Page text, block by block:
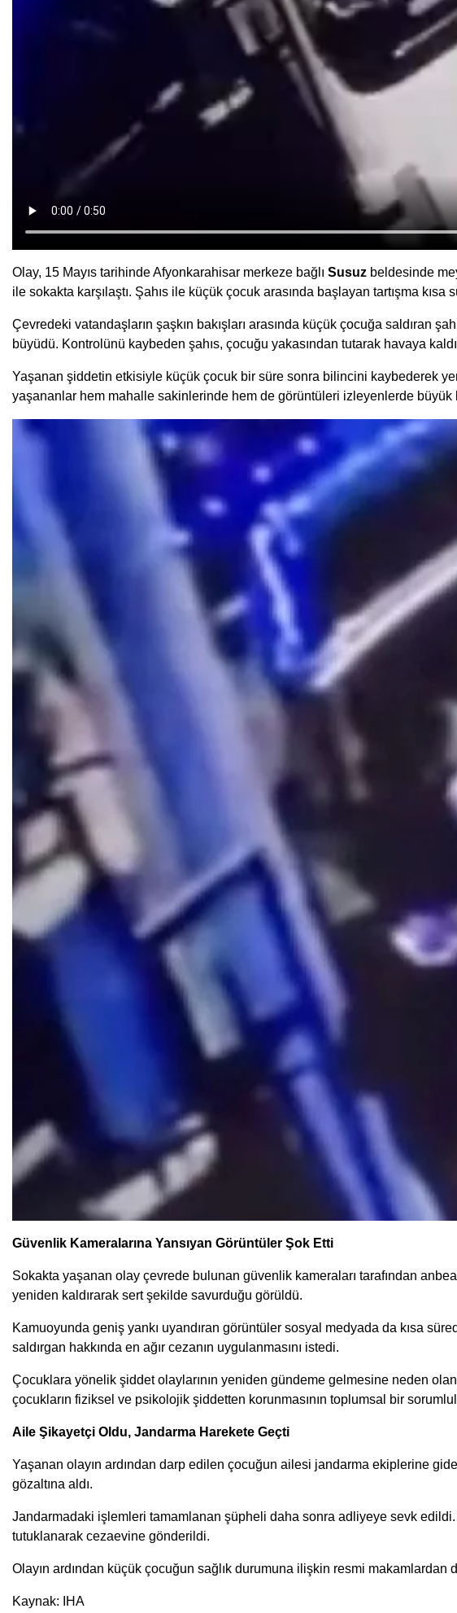
Olay, 15 Mayıs tarihinde Afyonkarahisar merkeze bağlı Susuz beldesinde
ile sokakta karşılaştı. Şahıs ile küçük çocuk arasında başlayan tartışma kısa
Çevredeki vatandaşların şaşkın bakışları arasında küçük çocuğa saldıran
büyüdü. Kontrolünü kaybeden şahıs, çocuğu yakasından tutarak havaya
Yaşanan şiddetin etkisiyle küçük çocuk bir süre sonra bilincini kaybederek
yaşananlar hem mahalle sakinlerinde hem de görüntüleri izleyenlerde büyük
Güvenlik Kameralarına Yansıyan Görüntüler Şok Etti
Sokakta yaşanan olay çevrede bulunan güvenlik kameraları tarafından
yeniden kaldırarak sert şekilde savurduğu görüldü.
Kamuoyunda geniş yankı uyandıran görüntüler sosyal medyada da kısa
saldırgan hakkında en ağır cezanın uygulanmasını istedi.
Çocuklara yönelik şiddet olaylarının yeniden gündeme gelmesine neden
çocukların fiziksel ve psikolojik şiddetten korunmasının toplumsal bir
Aile Şikayetçi Oldu, Jandarma Harekete Geçti
Yaşanan olayın ardından darp edilen çocuğun ailesi jandarma ekiplerine
gözaltına aldı.
Jandarmadaki işlemleri tamamlanan şüpheli daha sonra adliyeye sevk edildi.
tutuklanarak cezaevine gönderildi.
Olayın ardından küçük çocuğun sağlık durumuna ilişkin resmi makamlardan
Kaynak: IHA